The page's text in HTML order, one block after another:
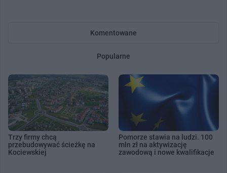
Komentowane
Popularne
Trzy firmy chcą
przebudowywać ścieżkę na
Kociewskiej
Pomorze stawia na ludzi. 100
mln zł na aktywizację
zawodową i nowe kwalifikacje